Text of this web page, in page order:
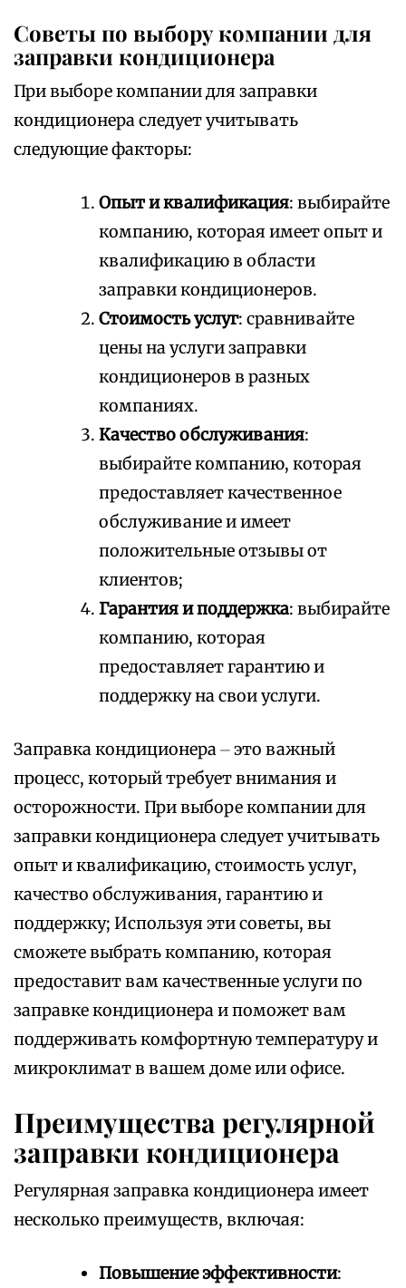
Советы по выбору компании для
заправки кондиционера
При выборе компании для заправки
кондиционера следует учитывать
следующие факторы:
Опыт и квалификация: выбирайте
компанию, которая имеет опыт и
квалификацию в области
заправки кондиционеров.
Стоимость услуг: сравнивайте
цены на услуги заправки
кондиционеров в разных
компаниях.
Качество обслуживания:
выбирайте компанию, которая
предоставляет качественное
обслуживание и имеет
положительные отзывы от
клиентов;
Гарантия и поддержка: выбирайте
компанию, которая
предоставляет гарантию и
поддержку на свои услуги.
Заправка кондиционера ⏤ это важный
процесс, который требует внимания и
осторожности. При выборе компании для
заправки кондиционера следует учитывать
опыт и квалификацию, стоимость услуг,
качество обслуживания, гарантию и
поддержку; Используя эти советы, вы
сможете выбрать компанию, которая
предоставит вам качественные услуги по
заправке кондиционера и поможет вам
поддерживать комфортную температуру и
микроклимат в вашем доме или офисе.
Преимущества регулярной
заправки кондиционера
Регулярная заправка кондиционера имеет
несколько преимуществ, включая:
Повышение эффективности: